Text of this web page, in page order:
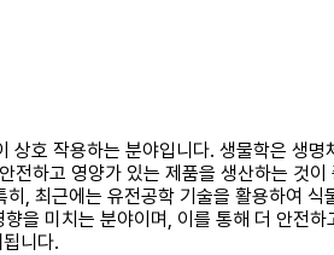
호 작용하는 분야입니다. 생물학은 생
하고 영양가 있는 제품을 생산하는 것
, 최근에는 유전공학 기술을 활용하여
을 미치는 분야이며, 이를 통해 더 안전
니다.